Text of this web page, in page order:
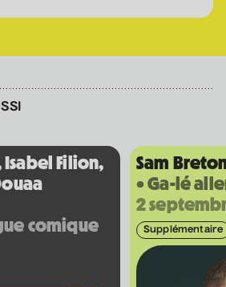
Rolly Assal
2026
Landry
cool
André-Mathieu
Filion,
comique
Sam
• Ga-lé
2
Supplémentaire